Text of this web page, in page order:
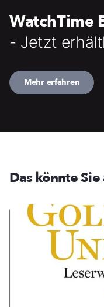
WatchTime
- Jetzt
Mehr erfahren
Das könnte